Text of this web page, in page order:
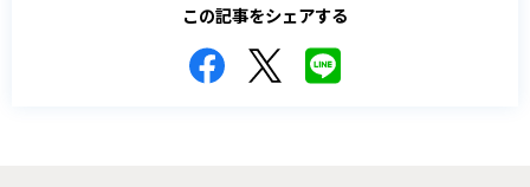
この記事をシェアする